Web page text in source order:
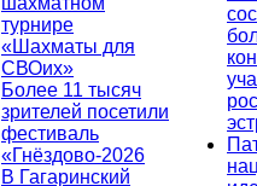
турнире
«Шахматы для
СВОих»
Более 11 тысяч
зрителей посетили
фестиваль
«Гнёздово-2026
В Гагаринский